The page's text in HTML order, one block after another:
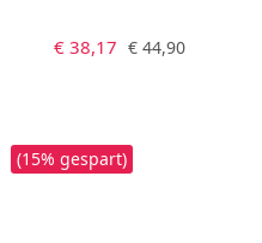
Verkaufspreis:
€ 38,17 Regulärer Preis:
€ 44,90
(15% gespart)